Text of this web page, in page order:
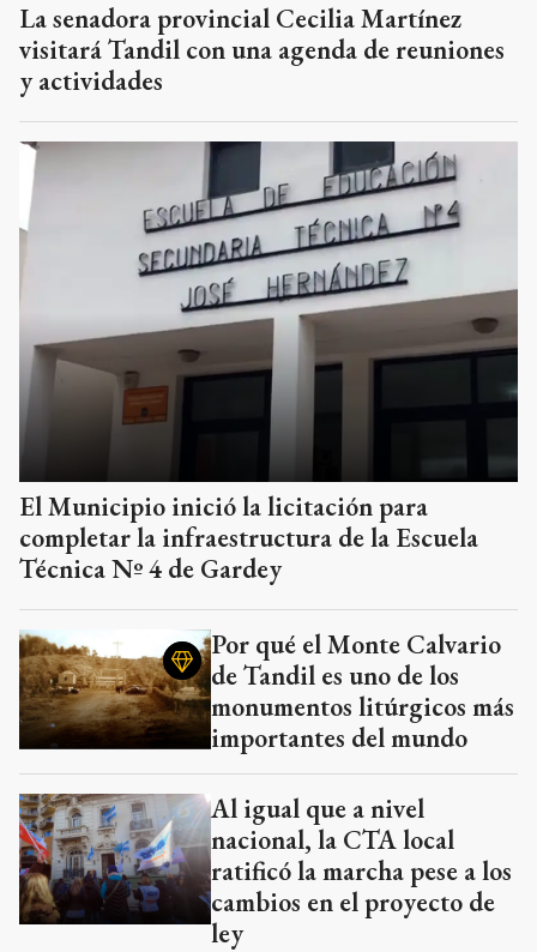
La senadora provincial Cecilia Martínez
visitará Tandil con una agenda de reuniones
y actividades
El Municipio inició la licitación para
completar la infraestructura de la Escuela
Técnica Nº 4 de Gardey
Por qué el Monte Calvario
de Tandil es uno de los
monumentos litúrgicos más
importantes del mundo
Al igual que a nivel
nacional, la CTA local
ratificó la marcha pese a los
cambios en el proyecto de
ley